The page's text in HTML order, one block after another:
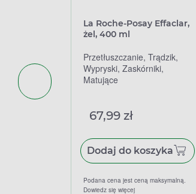
La Roche-Posay Effaclar,
żel, 400 ml
Przetłuszczanie, Trądzik,
Wypryski, Zaskórniki,
Matujące
67,99 zł
Dodaj do koszyka
Podana cena jest ceną maksymalną.
Dowiedz się więcej